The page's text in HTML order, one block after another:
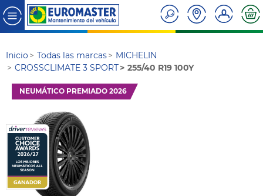
Inicio Todas las marcas
MICHELIN
CROSSCLIMATE 3 SPORT
255/40 R19 100Y
NEUMÁTICO PREMIADO 2026